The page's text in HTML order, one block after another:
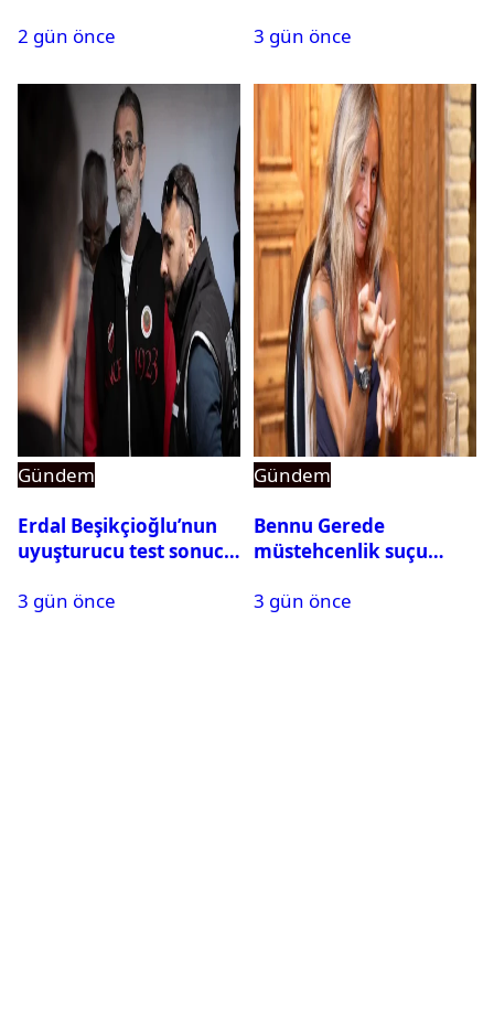
2 gün önce
3 gün önce
Gündem
Erdal Beşikçioğlu’nun
uyuşturucu test sonucu
3 gün önce
Gündem
Bennu Gerede
müstehcenlik suçu
alındı
3 gün önce